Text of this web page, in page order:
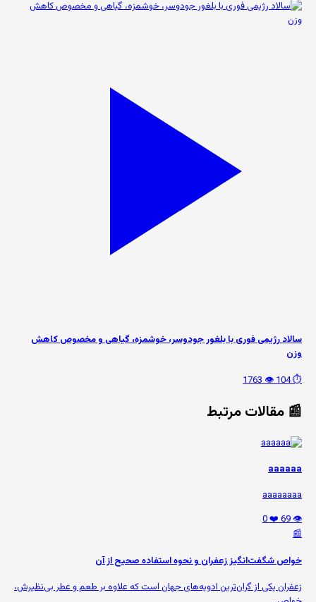
سالاد رژیمی فوری با بلغور جودوسر، خوشمزه، گیاهی و مخصوص کاهش
وزن
⏱️ 104
👁️ 1763
📰 مقالات مرتبط
aaaaaa
aaaaaaaa
👁️ 69
❤️ 0
📰
خواص شگفت‌انگیز زعفران و نحوه استفاده صحیح از آن
زعفران یکی از گران‌ترین ادویه‌های جهان است که علاوه بر طعم و عطر بی‌نظیرش،